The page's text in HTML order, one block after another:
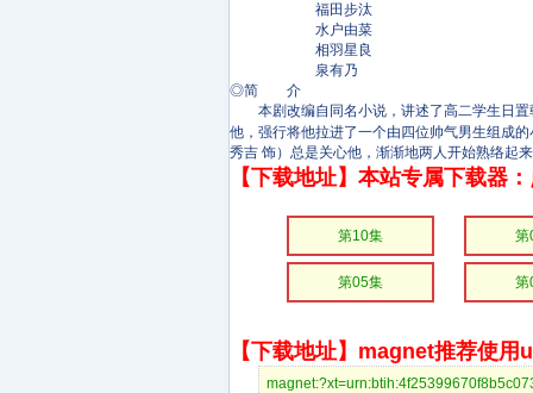
福田步汰
水户由菜
相羽星良
泉有乃
◎简 介
本剧改编自同名小说，讲述了高二学生日置
他，强行将他拉进了一个由四位帅气男生组成
秀吉 饰）总是关心他，渐渐地两人开始熟络起
【下载地址】本站专属下载器
第10集 第
第05集 第
【下载地址】magnet推荐使